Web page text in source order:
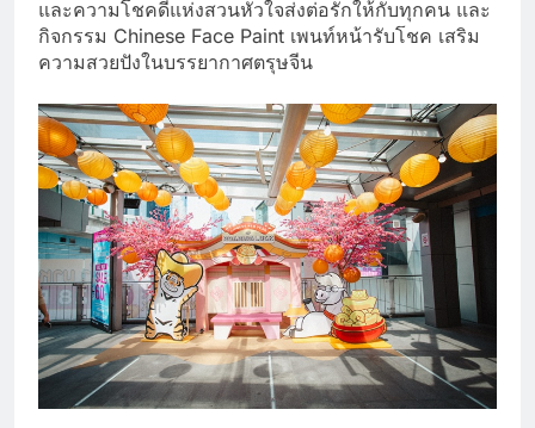
และความโชคดีแห่งสวนหัวใจส่งต่อรักให้กับทุกคน และ
กิจกรรม Chinese Face Paint เพนท์หน้ารับโชค เสริม
ความสวยปังในบรรยากาศตรุษจีน